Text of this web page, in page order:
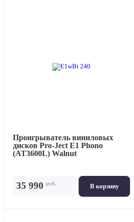
Проигрыватель виниловых
дисков Pro-Ject E1 Phono
(AT3600L) Walnut
В корзину
35 990 руб.